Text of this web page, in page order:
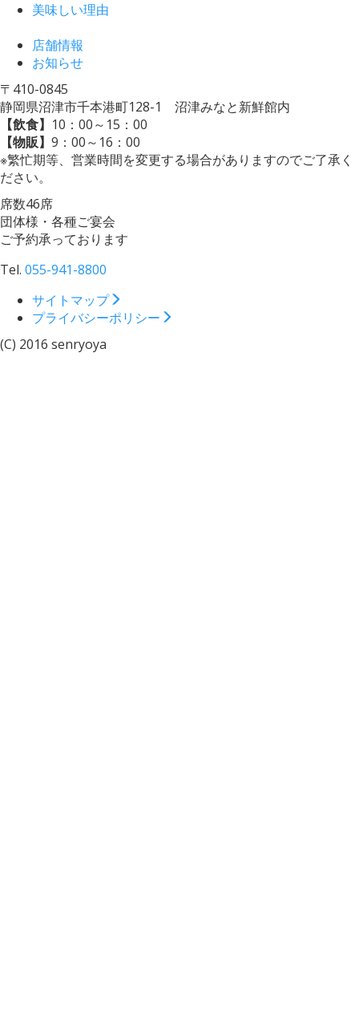
美味しい理由
店舗情報
お知らせ
〒410-0845
静岡県沼津市千本港町128-1 沼津みなと新鮮館内
【飲食】 10：00～15：00
【物販】 9：00～16：00
※繁忙期等、営業時間を変更する場合がありますのでご了承く
ださい。
席数46席
団体様・各種ご宴会
ご予約承っております
Tel. 055-941-8800
サイトマップ
プライバシーポリシー
(C) 2016 senryoya